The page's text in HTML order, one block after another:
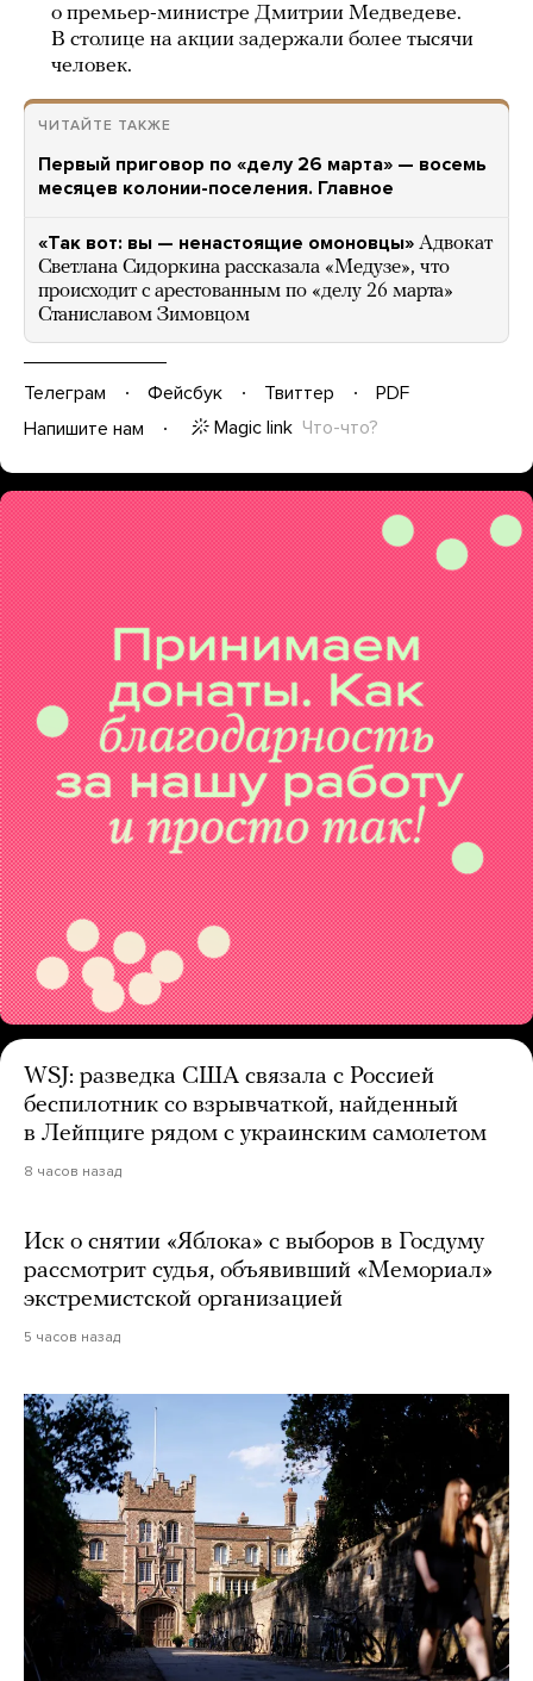
о премьер-министре Дмитрии Медведеве.
В столице на акции задержали более тысячи
человек.
ЧИТАЙТЕ ТАКЖЕ
Первый приговор по «делу 26 марта» — восемь
месяцев колонии-поселения. Главное
«Так вот: вы — ненастоящие омоновцы» Адвокат
Светлана Сидоркина рассказала «Медузе», что
происходит с арестованным по «делу 26 марта»
Станиславом Зимовцом
Телеграм Фейсбук Твиттер
PDF
Напишите нам
Magic link Что-что?
WSJ: разведка США связала с Россией
беспилотник со взрывчаткой, найденный
в Лейпциге рядом с украинским самолетом
8 часов назад
Иск о снятии «Яблока» с выборов в Госдуму
рассмотрит судья, объявивший «Мемориал»
экстремистской организацией
5 часов назад